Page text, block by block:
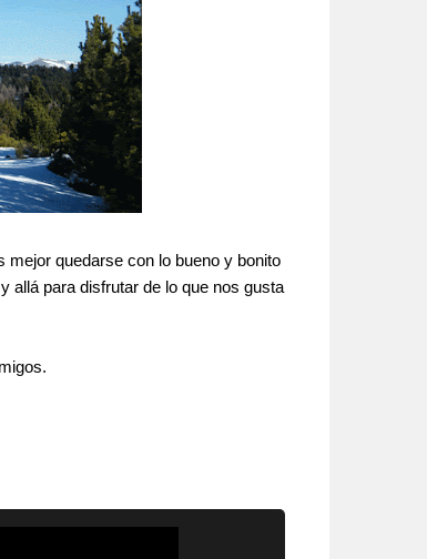
mejor quedarse con lo bueno y bonito
allá para disfrutar de lo que nos gusta